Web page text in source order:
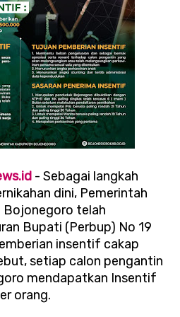
- Sebagai langkah
dini, Pemerintah
Bojonegoro telah
Bupati (Perbup) No 19
insentif cakap
setiap calon pengantin
mendapatkan Insentif
orang.